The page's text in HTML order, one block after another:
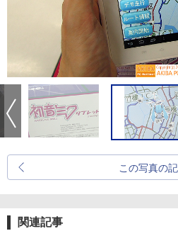
この写真の
関連記事